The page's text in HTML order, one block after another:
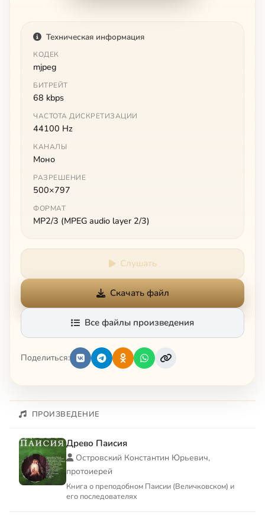
Техническая информация
КОДЕК
mjpeg
БИТРЕЙТ
68 kbps
ЧАСТОТА ДИСКРЕТИЗАЦИИ
44100 Hz
КАНАЛЫ
Моно
РАЗРЕШЕНИЕ
500×797
ФОРМАТ
MP2/3 (MPEG audio layer 2/3)
Слушать
Скачать файл
Все файлы произведения
Поделиться:
ПРОИЗВЕДЕНИЕ
Древо Паисия
Островский Константин Юрьевич,
протоиерей
Книга о преподобном Паисии (Величковском) и
его последователях